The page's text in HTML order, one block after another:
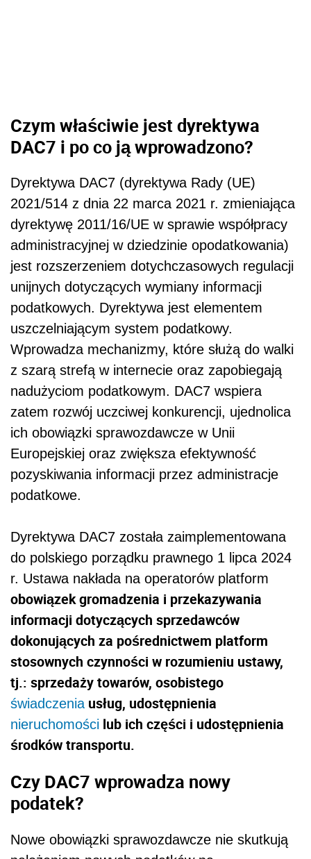
Czym właściwie jest dyrektywa
DAC7 i po co ją wprowadzono?
Dyrektywa DAC7 (dyrektywa Rady (UE)
2021/514 z dnia 22 marca 2021 r. zmieniająca
dyrektywę 2011/16/UE w sprawie współpracy
administracyjnej w dziedzinie opodatkowania)
jest rozszerzeniem dotychczasowych regulacji
unijnych dotyczących wymiany informacji
podatkowych. Dyrektywa jest elementem
uszczelniającym system podatkowy.
Wprowadza mechanizmy, które służą do walki
z szarą strefą w internecie oraz zapobiegają
nadużyciom podatkowym. DAC7 wspiera
zatem rozwój uczciwej konkurencji, ujednolica
ich obowiązki sprawozdawcze w Unii
Europejskiej oraz zwiększa efektywność
pozyskiwania informacji przez administracje
podatkowe.
Dyrektywa DAC7 została zaimplementowana
do polskiego porządku prawnego 1 lipca 2024
r. Ustawa nakłada na operatorów platform
obowiązek gromadzenia i przekazywania
informacji dotyczących sprzedawców
dokonujących za pośrednictwem platform
stosownych czynności w rozumieniu ustawy,
tj.: sprzedaży towarów, osobistego
świadczeniausług, udostępnienia
nieruchomości lub ich części i udostępnienia
środków transportu.
Czy DAC7 wprowadza nowy
podatek?
Nowe obowiązki sprawozdawcze nie skutkują